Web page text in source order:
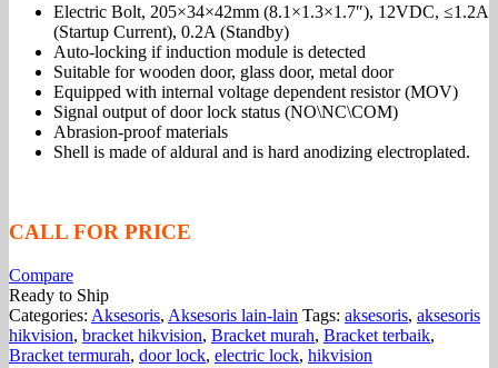
Electric Bolt, 205×34×42mm (8.1×1.3×1.7″), 12VDC, ≤1.2A
(Startup Current), 0.2A (Standby)
Auto-locking if induction module is detected
Suitable for wooden door, glass door, metal door
Equipped with internal voltage dependent resistor (MOV)
Signal output of door lock status (NO\NC\COM)
Abrasion-proof materials
Shell is made of aldural and is hard anodizing electroplated.
CALL FOR PRICE
Compare
Ready to Ship
Categories: Aksesoris, Aksesoris lain-lain Tags: aksesoris, aksesoris
hikvision, bracket hikvision, Bracket murah, Bracket terbaik,
Bracket termurah, door lock, electric lock, hikvision